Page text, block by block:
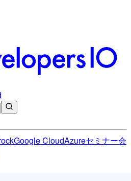
Google CloudAzureセミナー会